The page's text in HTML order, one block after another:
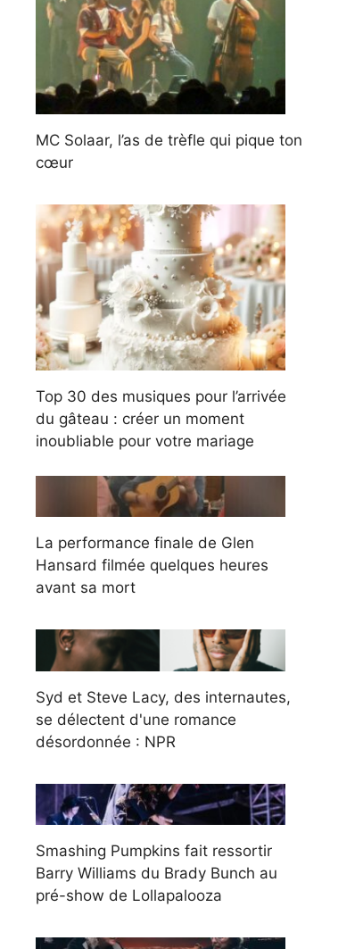
MC Solaar, l’as de trèfle qui pique ton
cœur
Top 30 des musiques pour l’arrivée
du gâteau : créer un moment
inoubliable pour votre mariage
La performance finale de Glen
Hansard filmée quelques heures
avant sa mort
Syd et Steve Lacy, des internautes,
se délectent d'une romance
désordonnée : NPR
Smashing Pumpkins fait ressortir
Barry Williams du Brady Bunch au
pré-show de Lollapalooza